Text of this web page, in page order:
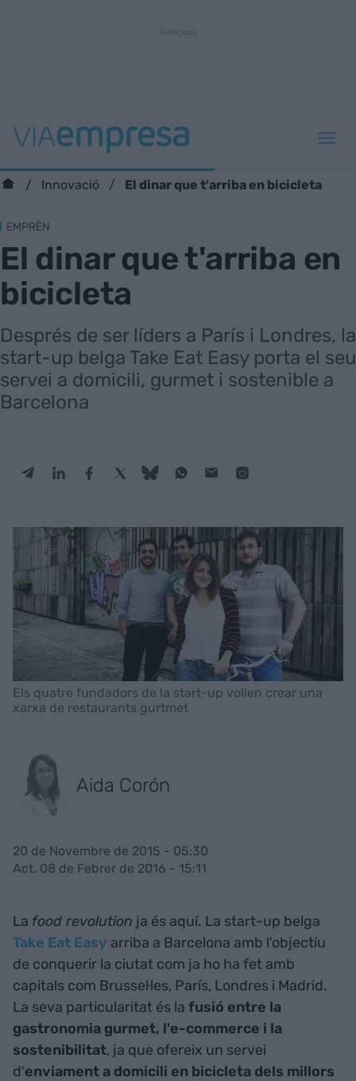
Innovació El dinar que t'arriba en bicicleta
EMPRÈN
El dinar que t'arriba en
bicicleta
Després de ser líders a París i Londres, la
start-up belga Take Eat Easy porta el seu
servei a domicili, gurmet i sostenible a
Barcelona
Els quatre fundadors de la start-up volien crear una
xarxa de restaurants gurtmet
Aida Corón
20 de Novembre de 2015 - 05:30
Act. 08 de Febrer de 2016 - 15:11
La food revolution ja és aquí. La start-up belga
Take Eat Easy arriba a Barcelona amb l'objectiu
de conquerir la ciutat com ja ho ha fet amb
capitals com Brussel·les, París, Londres i Madrid.
La seva particularitat és la fusió entre la
gastronomia gurmet, l'e-commerce i la
sostenibilitat, ja que ofereix un servei
d'enviament a domicili en bicicleta dels millors